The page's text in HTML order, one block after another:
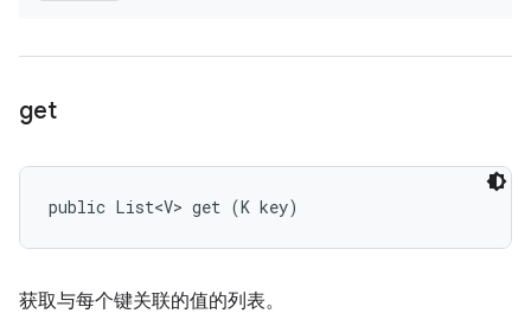
get
public List<V> get (K key)
获取与每个键关联的值的列表。